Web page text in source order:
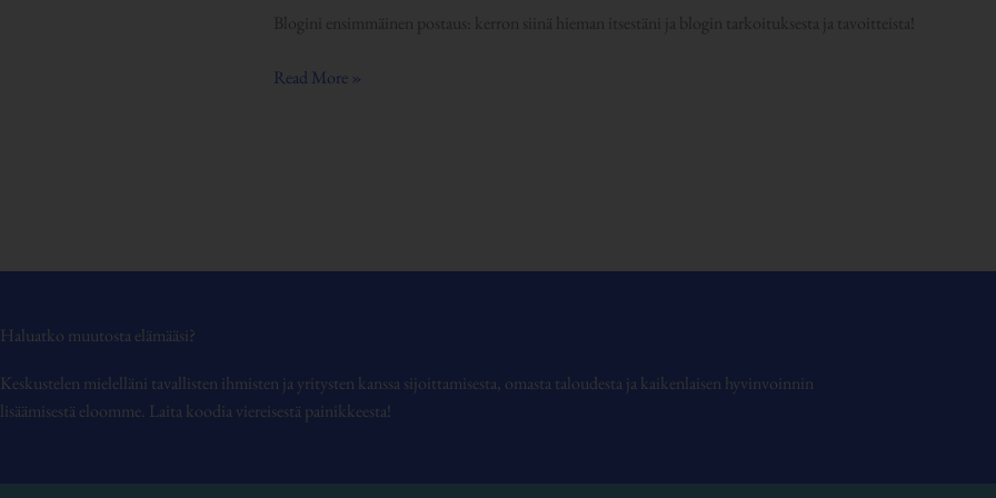
Blogini ensimmäinen postaus: kerron siinä hieman itsestäni ja blogin tarkoituksesta ja tavoitteista!
Read More »
Haluatko muutosta elämääsi?
Keskustelen mielelläni tavallisten ihmisten ja yritysten kanssa sijoittamisesta, omasta taloudesta ja kaikenlaisen hyvinvoinnin
lisäämisestä eloomme. Laita koodia viereisestä painikkeesta!